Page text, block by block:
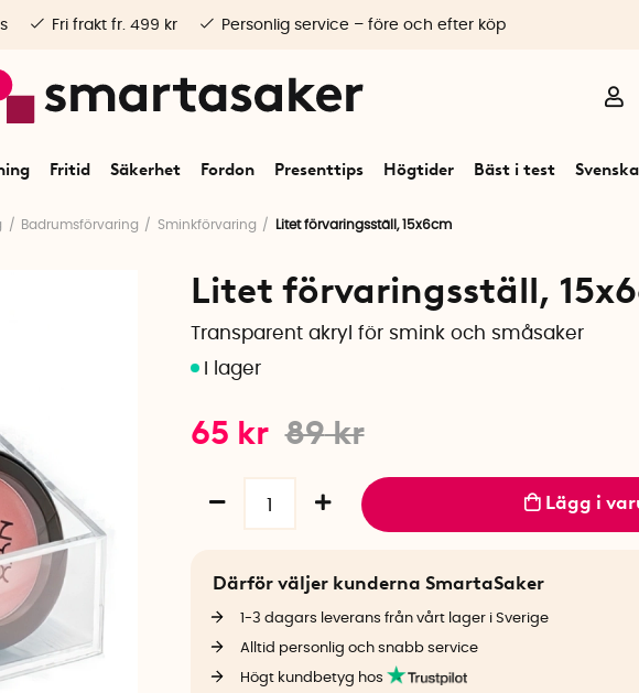
Fritid Säkerhet Fordon Presenttips Högtider Bäst i test
Fri frakt fr. 499 kr Personlig service – före och efter köp
Badrumsförvaring Sminkförvaring Litet förvaringsställ, 15x6cm
Litet förvaringsställ,
Transparent akryl för smink och småsaker
89kr
65 kr
Lägg i
Därför väljer kunderna SmartaSaker
1-3 dagars leverans från vårt lager i Sverige
Alltid personlig och snabb service
Högt kundbetyg hos